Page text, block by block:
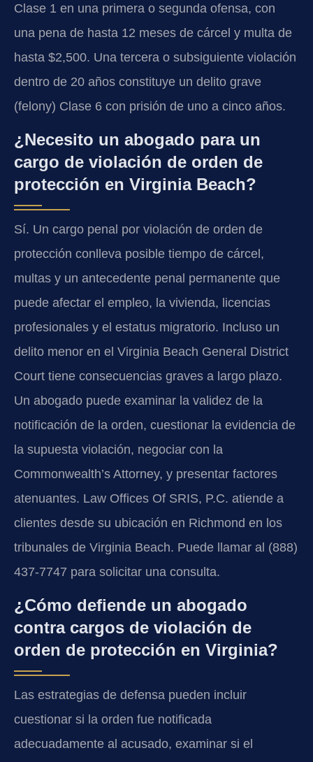
Clase 1 en una primera o segunda ofensa, con
una pena de hasta 12 meses de cárcel y multa de
hasta $2,500. Una tercera o subsiguiente violación
dentro de 20 años constituye un delito grave
(felony) Clase 6 con prisión de uno a cinco años.
¿Necesito un abogado para un
cargo de violación de orden de
protección en Virginia Beach?
Sí. Un cargo penal por violación de orden de
protección conlleva posible tiempo de cárcel,
multas y un antecedente penal permanente que
puede afectar el empleo, la vivienda, licencias
profesionales y el estatus migratorio. Incluso un
delito menor en el Virginia Beach General District
Court tiene consecuencias graves a largo plazo.
Un abogado puede examinar la validez de la
notificación de la orden, cuestionar la evidencia de
la supuesta violación, negociar con la
Commonwealth’s Attorney, y presentar factores
atenuantes. Law Offices Of SRIS, P.C. atiende a
clientes desde su ubicación en Richmond en los
tribunales de Virginia Beach. Puede llamar al (888)
437-7747 para solicitar una consulta.
¿Cómo defiende un abogado
contra cargos de violación de
orden de protección en Virginia?
Las estrategias de defensa pueden incluir
cuestionar si la orden fue notificada
adecuadamente al acusado, examinar si el